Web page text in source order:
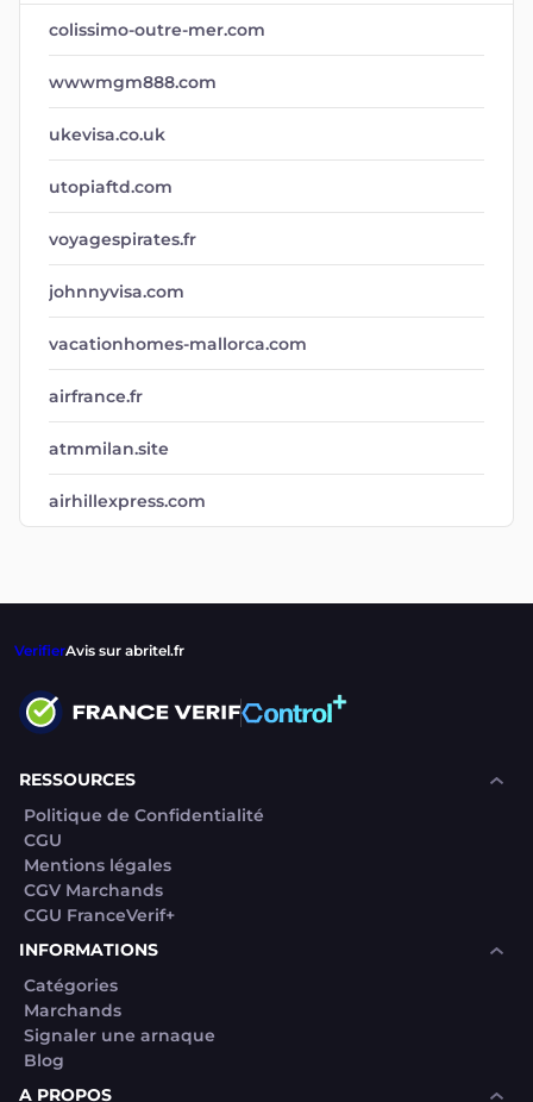
colissimo-outre-mer.com
wwwmgm888.com
ukevisa.co.uk
utopiaftd.com
voyagespirates.fr
johnnyvisa.com
vacationhomes-mallorca.com
airfrance.fr
atmmilan.site
airhillexpress.com
VerifierAvis sur abritel.fr
RESSOURCES
Politique de Confidentialité
CGU
Mentions légales
CGV Marchands
CGU FranceVerif+
INFORMATIONS
Catégories
Marchands
Signaler une arnaque
Blog
A PROPOS